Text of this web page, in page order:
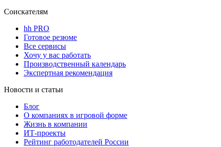
Соискателям
hh PRO
Готовое резюме
Все сервисы
Хочу у вас работать
Производственный календарь
Экспертная рекомендация
Новости и статьи
Блог
О компаниях в игровой форме
Жизнь в компании
ИТ-проекты
Рейтинг работодателей России